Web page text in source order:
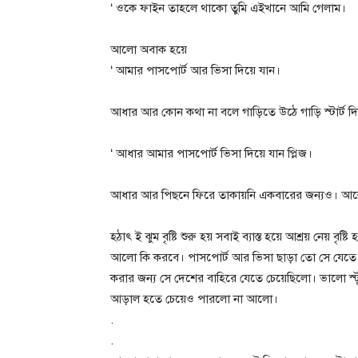
‘ ওকে ফাইন তাহলে থাকো তুমি এইখানে আমি গেলাম।
আলো অবাক হয়ে
‘ আমার পাসপোর্ট আর ভিসা দিয়ে যান।
আধার আর কোন কথা না বলে গাড়িতে উঠে গাড়ি স্টার্ট
‘ আধার আমার পাসপোর্ট ভিসা দিয়ে যান প্লিজ।
আধার আর পিছনে ফিরে তাকায়নি একবারের জন্যও।
হঠাৎ ই ঝুম বৃষ্টি শুরু হয় সবাই ব্যাস্ত হয়ে আশ্রয় নেয়
আলো কি করবে। পাসপোর্ট আর ভিসা ছাড়া তো সে
করার জন্য সে দেশের বাহিরে যেতে চেয়েছিলো। ভালো
আড়াল হতে চেয়েও পারলো না আলো।
.
.